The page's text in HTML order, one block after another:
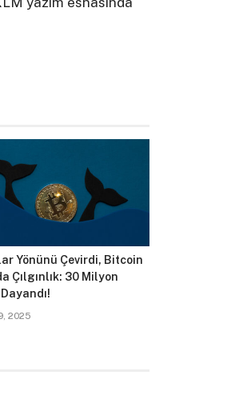
Yönünü Çevirdi, Bitcoin
Çılgınlık: 30 Milyon
2025